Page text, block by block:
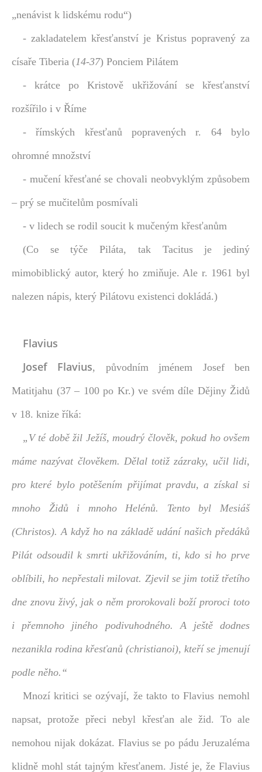
„nenávist k lidskému rodu“)
- zakladatelem křesťanství je Kristus popravený za
císaře Tiberia (14-37) Ponciem Pilátem
- krátce po Kristově ukřižování se křesťanství
rozšířilo i v Říme
- římských křesťanů popravených r. 64 bylo
ohromné množství
- mučení křesťané se chovali neobvyklým způsobem
– prý se mučitelům posmívali
- v lidech se rodil soucit k mučeným křesťanům
(Co se týče Piláta, tak Tacitus je jediný
mimobiblický autor, který ho zmiňuje. Ale r. 1961 byl
nalezen nápis, který Pilátovu existenci dokládá.)
Flavius
Josef Flavius, původním jménem Josef ben
Matitjahu (37 – 100 po Kr.) ve svém díle Dějiny Židů
v 18. knize říká:
„V té době žil Ježíš, moudrý člověk, pokud ho ovšem
máme nazývat člověkem. Dělal totiž zázraky, učil lidi,
pro které bylo potěšením přijímat pravdu, a získal si
mnoho Židů i mnoho Helénů. Tento byl Mesiáš
(Christos). A když ho na základě udání našich předáků
Pilát odsoudil k smrti ukřižováním, ti, kdo si ho prve
oblíbili, ho nepřestali milovat. Zjevil se jim totiž třetího
dne znovu živý, jak o něm prorokovali boží proroci toto
i přemnoho jiného podivuhodného. A ještě dodnes
nezanikla rodina křesťanů (christianoi), kteří se jmenují
podle něho.“
Mnozí kritici se ozývají, že takto to Flavius nemohl
napsat, protože přeci nebyl křesťan ale žid. To ale
nemohou nijak dokázat. Flavius se po pádu Jeruzaléma
klidně mohl stát tajným křesťanem. Jisté je, že Flavius